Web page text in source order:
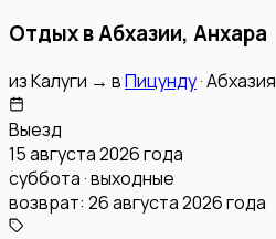
Отдых в Абхазии, Анхара
изКалуги → вПицунду·Абхазия
Выезд
15 августа 2026 года
суббота · выходные
возврат: 26 августа 2026 года